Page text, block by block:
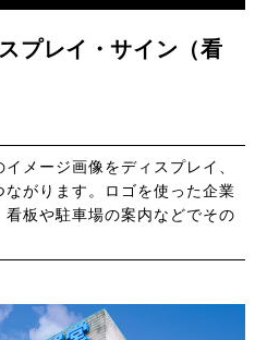
プレイ・サイン（看
メージ画像をディスプレイ、
ながります。ロゴを使った企業
板や駐車場の案内などでその